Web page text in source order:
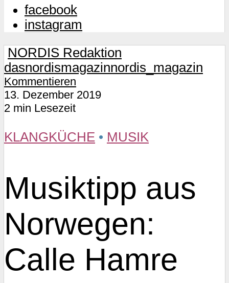
facebook
instagram
NORDIS Redaktion
dasnordismagazinnordis_magazin
Kommentieren
13. Dezember 2019
2 min Lesezeit
KLANGKÜCHE • MUSIK
Musiktipp aus
Norwegen:
Calle Hamre